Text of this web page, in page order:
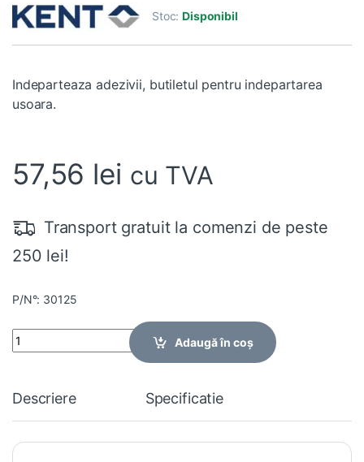
4.67din 5
pe baza a
evaluări de
Stoc:Disponibil
Indeparteaza adezivii, butiletul pentru indepartarea
usoara.
57,56 lei cu TVA
Transport gratuit la comenzi de peste
250 lei!
P/N°: 30125
Quantity
Adaugă în coș
Descriere Specificatie